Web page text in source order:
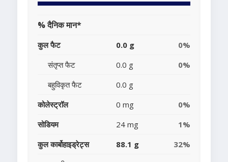
% दैनिक मान*
कुल फैट 0.0 g
0%
संतृप्त फैट
0.0 g
0%
बहुविकृत फैट
0.0 g
कोलेस्ट्रॉल
0 mg
0%
सोडियम
24 mg
1%
कुल कार्बोहाइड्रेट्स
88.1 g
32%